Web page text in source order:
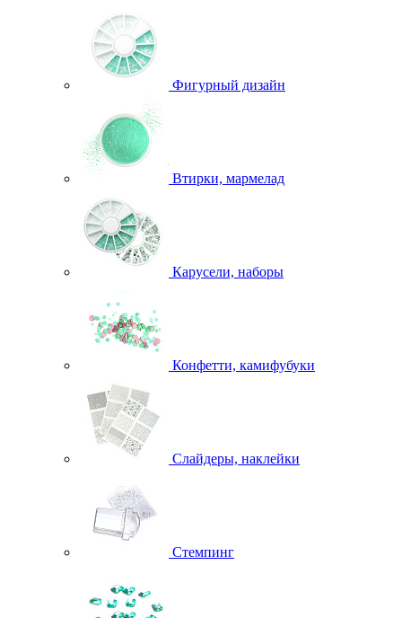
Фигурный дизайн
Втирки, мармелад
Карусели, наборы
Конфетти, камифубуки
Слайдеры, наклейки
Стемпинг